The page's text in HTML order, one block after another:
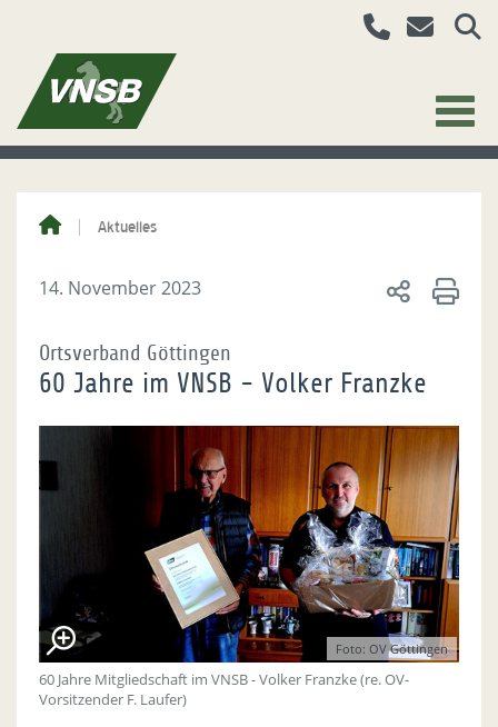
Aktuelles
14. November 2023
Ortsverband Göttingen
60 Jahre im VNSB - Volker Franzke
Foto: OV Göttingen
60 Jahre Mitgliedschaft im VNSB - Volker Franzke (re. OV-
Vorsitzender F. Laufer)